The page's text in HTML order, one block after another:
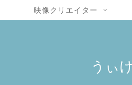
うぃ
映像クリエイター